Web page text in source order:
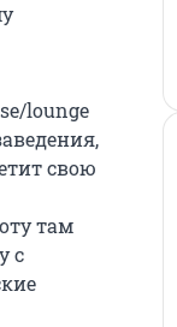
lounge
свою
там
с